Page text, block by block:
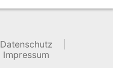
Datenschutz
Impressum